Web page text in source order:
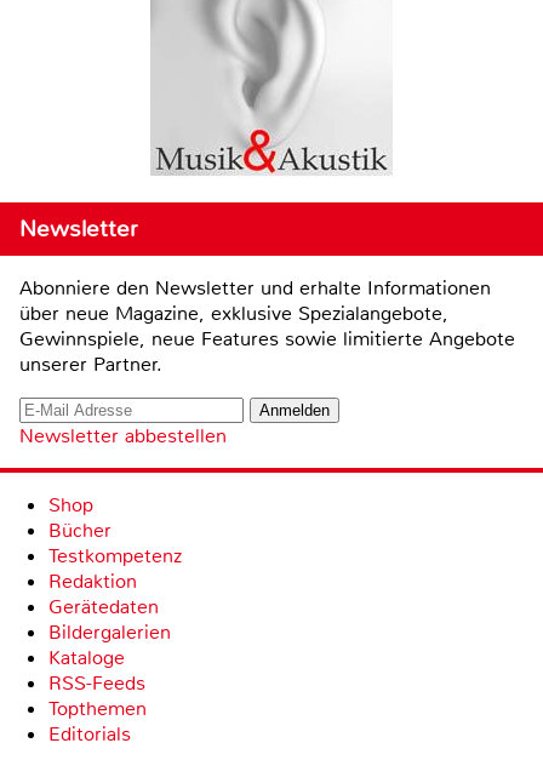
Newsletter
Abonniere den Newsletter und erhalte Informationen
über neue Magazine, exklusive Spezialangebote,
Gewinnspiele, neue Features sowie limitierte Angebote
unserer Partner.
Newsletter abbestellen
Shop
Bücher
Testkompetenz
Redaktion
Gerätedaten
Bildergalerien
Kataloge
RSS-Feeds
Topthemen
Editorials